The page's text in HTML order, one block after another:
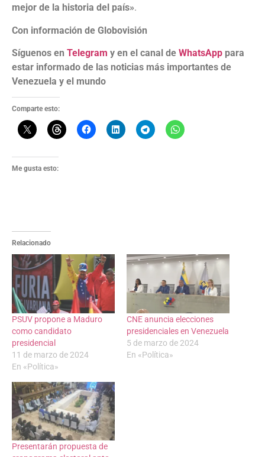
mejor de la historia del país».
Con información de Globovisión
Síguenos en Telegram y en el canal de WhatsApp para
estar informado de las noticias más importantes de
Venezuela y el mundo
Comparte esto:
Me gusta esto:
Relacionado
PSUV propone a Maduro
como candidato
presidencial
11 de marzo de 2024
En «Política»
CNE anuncia elecciones
presidenciales en Venezuela
5 de marzo de 2024
En «Política»
Presentarán propuesta de